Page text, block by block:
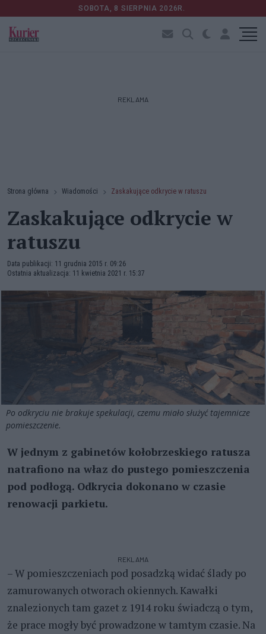
SOBOTA, 8 SIERPNIA 2026R.
REKLAMA
Strona główna Wiadomości Zaskakujące odkrycie w ratuszu
Zaskakujące odkrycie w
ratuszu
Data publikacji: 11 grudnia 2015 r. 09:26
Ostatnia aktualizacja: 11 kwietnia 2021 r. 15:37
Po odkryciu nie brakuje spekulacji, czemu miało służyć tajemnicze
pomieszczenie.
W jednym z gabinetów kołobrzeskiego ratusza
natrafiono na właz do pustego pomieszczenia
pod podłogą. Odkrycia dokonano w czasie
renowacji parkietu.
REKLAMA
– W pomieszczeniach pod posadzką widać ślady po
zamurowanych otworach okiennych. Kawałki
znalezionych tam gazet z 1914 roku świadczą o tym,
że prace mogły być prowadzone w tamtym czasie. Na